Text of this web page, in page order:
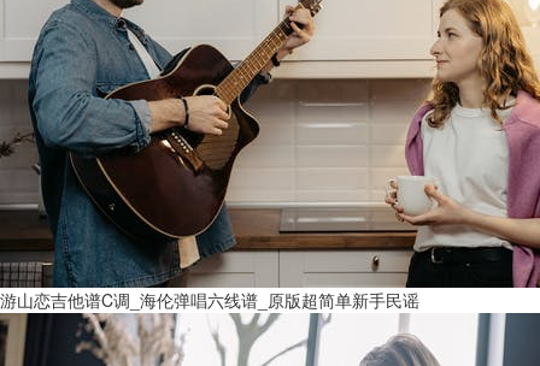
游山恋吉他谱C调_海伦弹唱六线谱_原版超简单新手民谣